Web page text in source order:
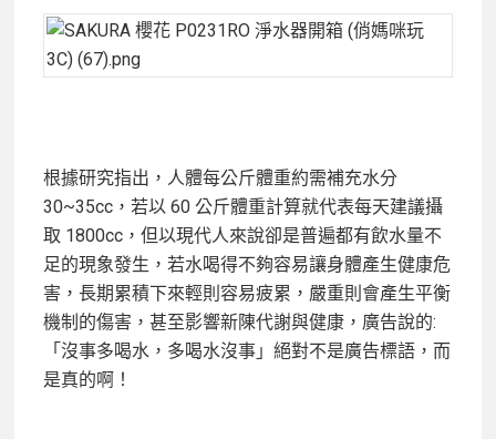
根據研究指出，人體每公斤體重約需補充水分
30~35cc，若以 60 公斤體重計算就代表每天建議攝
取 1800cc，但以現代人來說卻是普遍都有飲水量不
足的現象發生，若水喝得不夠容易讓身體產生健康危
害，長期累積下來輕則容易疲累，嚴重則會產生平衡
機制的傷害，甚至影響新陳代謝與健康，廣告說的:
「沒事多喝水，多喝水沒事」絕對不是廣告標語，而
是真的啊！